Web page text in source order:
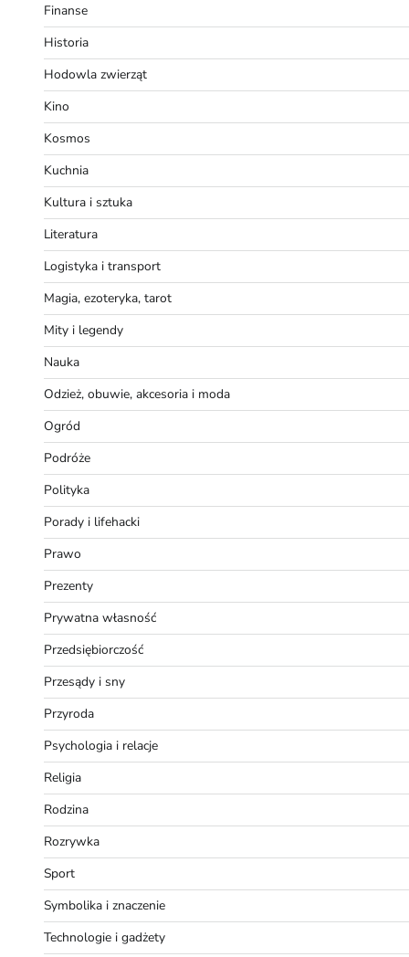
Finanse
Historia
Hodowla zwierząt
Kino
Kosmos
Kuchnia
Kultura i sztuka
Literatura
Logistyka i transport
Magia, ezoteryka, tarot
Mity i legendy
Nauka
Odzież, obuwie, akcesoria i moda
Ogród
Podróże
Polityka
Porady i lifehacki
Prawo
Prezenty
Prywatna własność
Przedsiębiorczość
Przesądy i sny
Przyroda
Psychologia i relacje
Religia
Rodzina
Rozrywka
Sport
Symbolika i znaczenie
Technologie i gadżety